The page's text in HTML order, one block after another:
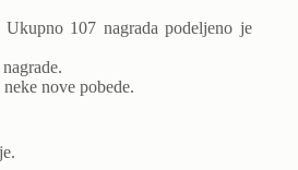
107 nagrada podeljeno je
nove pobede.